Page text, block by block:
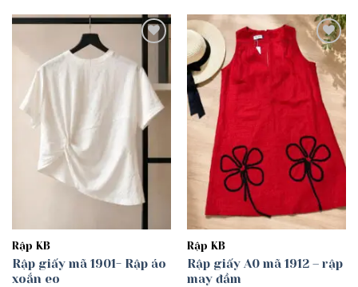
wishlist
Rập KB
Rập giấy mã 1901- Rập áo
xoắn eo
Add to
wishlist
Rập KB
Rập giấy A0 mã 1912 – rập
may đầm